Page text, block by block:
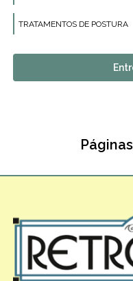
TRATAMENTOS DE POSTURA